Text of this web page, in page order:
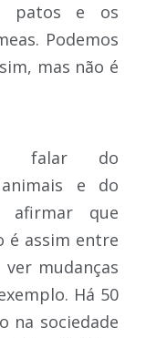
patos e os
Podemos
mas não é
falar do
e do
afirmar que
é assim entre
mudanças
Há 50
na sociedade